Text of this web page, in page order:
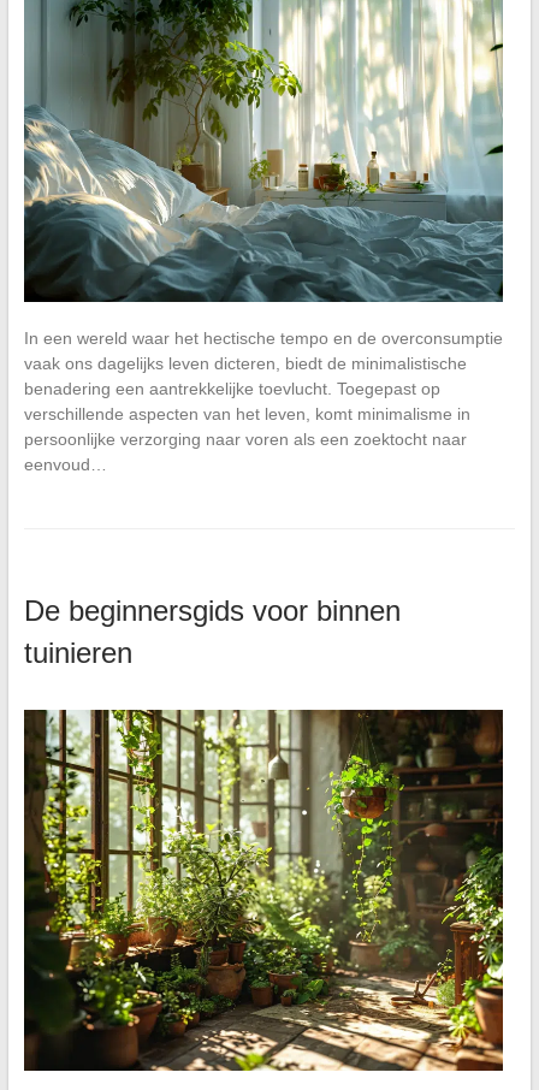
In een wereld waar het hectische tempo en de overconsumptie
vaak ons dagelijks leven dicteren, biedt de minimalistische
benadering een aantrekkelijke toevlucht. Toegepast op
verschillende aspecten van het leven, komt minimalisme in
persoonlijke verzorging naar voren als een zoektocht naar
eenvoud…
De beginnersgids voor binnen
tuinieren